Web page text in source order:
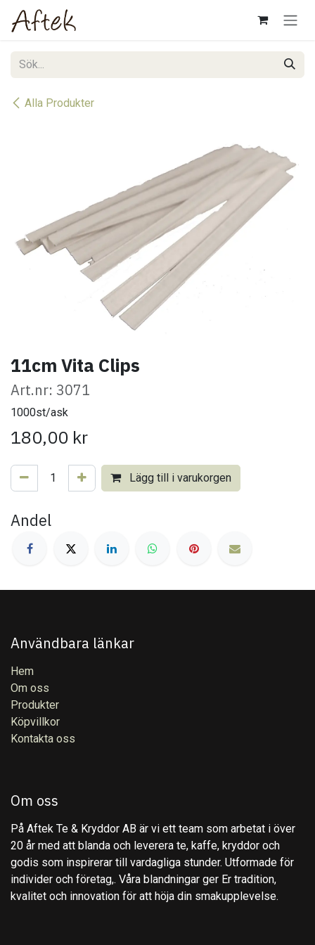
Hoppa till innehåll
Alla Produkter
11cm Vita Clips
Art.nr: 3071
1000st/ask
180,00 kr
Lägg till i varukorgen
Andel
Användbara länkar
Hem
Om oss
Produkter
Köpvillkor
Kontakta oss
Om oss
På Aftek Te & Kryddor AB är vi ett team som arbetat i över
20 år med att blanda och leverera te, kaffe, kryddor och
godis som inspirerar till vardagliga stunder. Utformade för
individer och företag,. Våra blandningar ger Er tradition,
kvalitet och innovation för att höja din smakupplevelse.